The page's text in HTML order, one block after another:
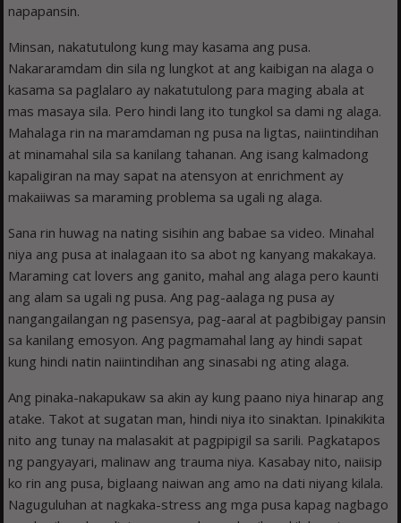
napapansin.
Minsan, nakatutulong kung may kasama ang pusa.
Nakararamdam din sila ng lungkot at ang kaibigan na alaga o
kasama sa paglalaro ay nakatutulong para maging abala at
mas masaya sila. Pero hindi lang ito tungkol sa dami ng alaga.
Mahalaga rin na maramdaman ng pusa na ligtas, naiintindihan
at minamahal sila sa kanilang tahanan. Ang isang kalmadong
kapaligiran na may sapat na atensyon at enrichment ay
makaiiwas sa maraming problema sa ugali ng alaga.
Sana rin huwag na nating sisihin ang babae sa video. Minahal
niya ang pusa at inalagaan ito sa abot ng kanyang makakaya.
Maraming cat lovers ang ganito, mahal ang alaga pero kaunti
ang alam sa ugali ng pusa. Ang pag-aalaga ng pusa ay
nangangailangan ng pasensya, pag-aaral at pagbibigay pansin
sa kanilang emosyon. Ang pagmamahal lang ay hindi sapat
kung hindi natin naiintindihan ang sinasabi ng ating alaga.
Ang pinaka-nakapukaw sa akin ay kung paano niya hinarap ang
atake. Takot at sugatan man, hindi niya ito sinaktan. Ipinakikita
nito ang tunay na malasakit at pagpipigil sa sarili. Pagkatapos
ng pangyayari, malinaw ang trauma niya. Kasabay nito, naiisip
ko rin ang pusa, biglaang naiwan ang amo na dati niyang kilala.
Naguguluhan at nagkaka-stress ang mga pusa kapag nagbago